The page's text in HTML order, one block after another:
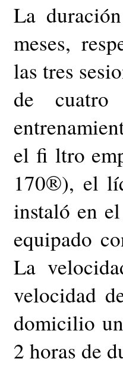
La
meses,
las tres
de
el fi ltro
170®), el
instaló en
equipado
La
velocidad
domicilio
2 horas de